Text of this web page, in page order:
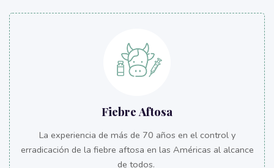
Fiebre Aftosa
La experiencia de más de 70 años en el control y
erradicación de la fiebre aftosa en las Américas al alcance
de todos.